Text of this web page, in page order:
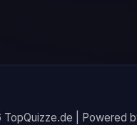
| Powered